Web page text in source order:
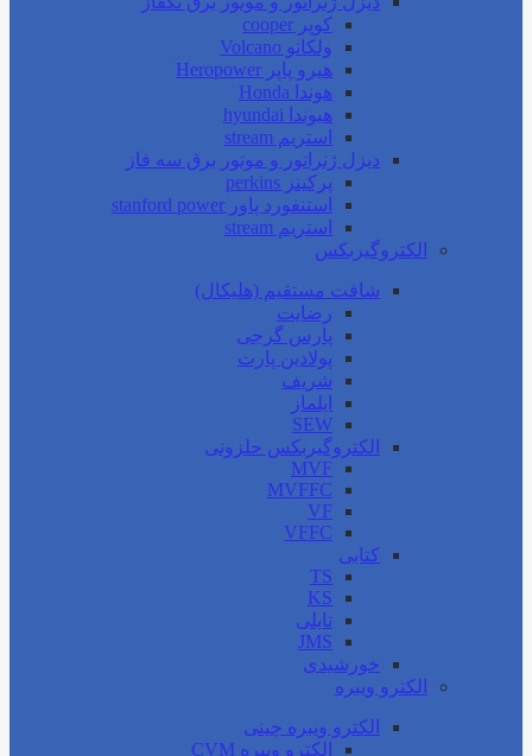
کوپر cooper
ولکانو Volcano
هیرو پاپر Heropower
هوندا Honda
هیوندا hyundai
استریم stream
دیزل ژنراتور و موتور برق سه فاز
پرکینز perkins
استنفورد پاور stanford power
استریم stream
الکتروگیربکس
شافت مستقیم (هلیکال)
رضایت
پارس گرجی
پولادین پارت
شریف
ایلماز
SEW
الکتروگیربکس حلزونی
MVF
MVFFC
VF
VFFC
کتابی
TS
KS
تایلی
JMS
خورشیدی
الکترو ویبره
الکترو ویبره چینی
الکترو ویبره CVM